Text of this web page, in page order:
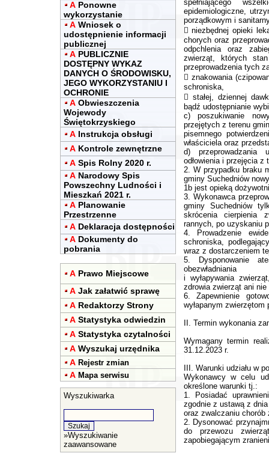
A Ponowne
wykorzystanie
A Wniosek o
udostępnienie informacji
publicznej
A PUBLICZNIE
DOSTĘPNY WYKAZ
DANYCH O ŚRODOWISKU,
JEGO WYKORZYSTANIU I
OCHRONIE
A Obwieszczenia
Wojewody
Świętokrzyskiego
A Instrukcja obsługi
A Kontrole zewnętrzne
A Spis Rolny 2020 r.
A Narodowy Spis
Powszechny Ludności i
Mieszkań 2021 r.
A Planowanie
Przestrzenne
A Deklaracja dostępności
A Dokumenty do
pobrania
A Prawo Miejscowe
A Jak załatwić sprawę
A Redaktorzy Strony
A Statystyka odwiedzin
A Statystyka czytalności
A Wyszukaj urzędnika
A Rejestr zmian
A Mapa serwisu
Wyszukiwarka
»Wyszukiwanie
zaawansowane
spełniającego
epidemiologiczne,
porządkowym i
 niezbędnej opieki
chorych oraz
odpchlenia oraz
zwierząt, których
przeprowadzenia tych
 znakowania
schroniska,
 stałej, dziennej
bądź udostępnianie
c) poszukiwanie
przejętych z terenu
pisemnego
właściciela oraz
d) przeprowadzania
odłowienia i przejęcia
2. W przypadku braku
gminy Suchedniów
1b jest opieką
3. Wykonawca
gminy Suchedniów
skrócenia cierpienia
rannych, po uzyskaniu
4. Prowadzenie
schroniska,
wraz z dostarczeniem
5. Dysponowanie
obezwładniania
i wyłapywania
zdrowia zwierząt ani
6. Zapewnienie
wyłapanym
II. Termin wykonania
Wymagany termin
31.12.2023 r.
III. Warunki udziału w
Wykonawcy w celu
określone warunki tj.:
1. Posiadać
zgodnie z ustawą z
oraz zwalczaniu
2. Dysonować
do przewozu
zapobiegającym